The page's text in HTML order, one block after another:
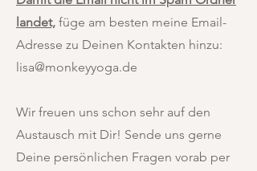
landet, füge am besten meine Email-
Adresse zu Deinen Kontakten hinzu:
lisa@monkeyyoga.de
Wir freuen uns schon sehr auf den
Austausch mit Dir! Sende uns gerne
Deine persönlichen Fragen vorab per